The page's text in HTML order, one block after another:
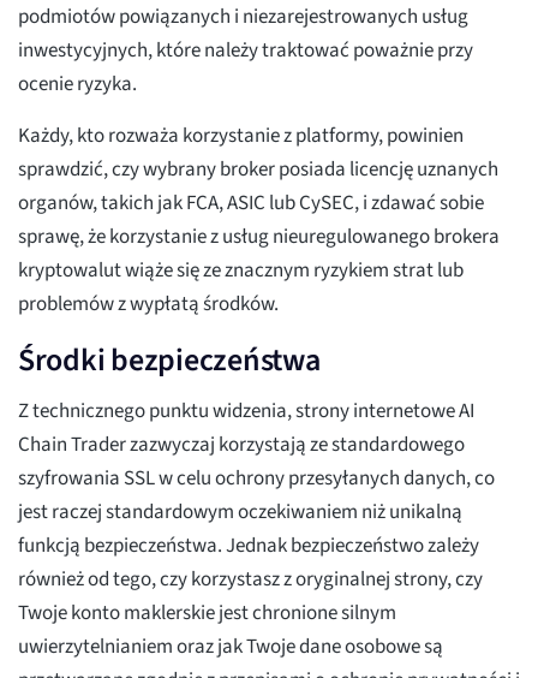
podmiotów powiązanych i niezarejestrowanych usług
inwestycyjnych, które należy traktować poważnie przy
ocenie ryzyka.
Każdy, kto rozważa korzystanie z platformy, powinien
sprawdzić, czy wybrany broker posiada licencję uznanych
organów, takich jak FCA, ASIC lub CySEC, i zdawać sobie
sprawę, że korzystanie z usług nieuregulowanego brokera
kryptowalut wiąże się ze znacznym ryzykiem strat lub
problemów z wypłatą środków.
Środki bezpieczeństwa
Z technicznego punktu widzenia, strony internetowe AI
Chain Trader zazwyczaj korzystają ze standardowego
szyfrowania SSL w celu ochrony przesyłanych danych, co
jest raczej standardowym oczekiwaniem niż unikalną
funkcją bezpieczeństwa. Jednak bezpieczeństwo zależy
również od tego, czy korzystasz z oryginalnej strony, czy
Twoje konto maklerskie jest chronione silnym
uwierzytelnianiem oraz jak Twoje dane osobowe są